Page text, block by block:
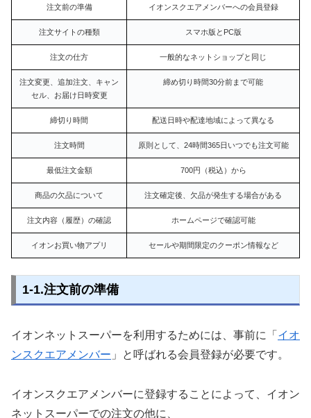
注文前の準備 イオンスクエアメンバーへの会員登録
注文サイトの種類 スマホ版とPC版
注文の仕方 一般的なネットショップと同じ
注文変更、追加注文、キャン
セル、お届け日時変更
締め切り時間30分前まで可能
締切り時間 配送日時や配達地域によって異なる
注文時間 原則として、24時間365日いつでも注文可能
最低注文金額 700円（税込）から
商品の欠品について 注文確定後、欠品が発生する場合がある
注文内容（履歴）の確認 ホームページで確認可能
イオンお買い物アプリ セールや期間限定のクーポン情報など
1-1.注文前の準備
イオンネットスーパーを利用するためには、事前に「 イオ
ンスクエアメンバー 」と呼ばれる会員登録が必要です。
イオンスクエアメンバーに登録することによって、イオン
ネットスーパーでの注文の他に、